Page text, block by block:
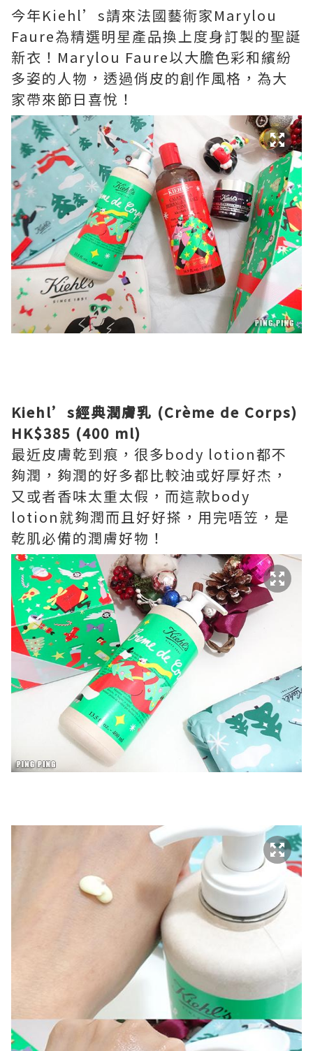
今年Kiehl’s請來法國藝術家Marylou
Faure為精選明星產品換上度身訂製的聖誕
新衣！Marylou Faure以大膽色彩和繽紛
多姿的人物，透過俏皮的創作風格，為大
家帶來節日喜悅！
Kiehl’s經典潤膚乳 (Crème de Corps)
HK$385 (400 ml)
最近皮膚乾到痕，很多body lotion都不
夠潤，夠潤的好多都比較油或好厚好杰，
又或者香味太重太假，而這款body
lotion就夠潤而且好好搽，用完唔笠，是
乾肌必備的潤膚好物！